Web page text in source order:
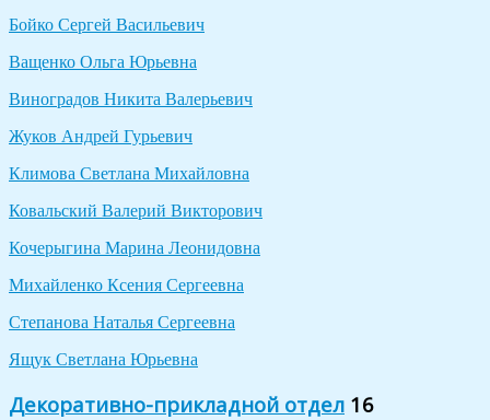
Бойко Сергей Васильевич
Ващенко Ольга Юрьевна
Виноградов Никита Валерьевич
Жуков Андрей Гурьевич
Климова Светлана Михайловна
Ковальский Валерий Викторович
Кочерыгина Марина Леонидовна
Михайленко Ксения Сергеевна
Степанова Наталья Сергеевна
Ящук Светлана Юрьевна
Декоративно-прикладной отдел 16